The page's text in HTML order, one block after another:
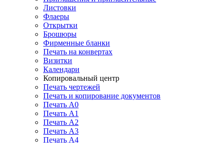
Листовки
Флаеры
Открытки
Брошюры
Фирменные бланки
Печать на конвертах
Визитки
Календари
Копировальный центр
Печать чертежей
Печать и копирование документов
Печать А0
Печать А1
Печать А2
Печать А3
Печать А4